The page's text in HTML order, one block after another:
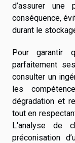
d’assurer
conséquence,
durant le
Pour garantir
parfaitement
consulter un
les
dégradation et
tout en
L'analyse de
préconisation